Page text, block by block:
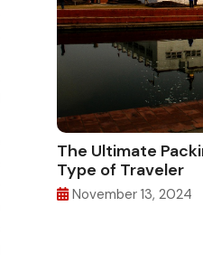
The Ultimate
Type of Traveler
November 13, 2024